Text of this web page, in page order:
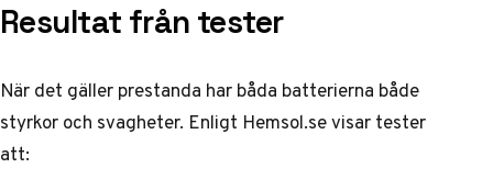
Resultat från tester
När det gäller prestanda har båda batterierna både
styrkor och svagheter. Enligt Hemsol.sevisar tester
att: